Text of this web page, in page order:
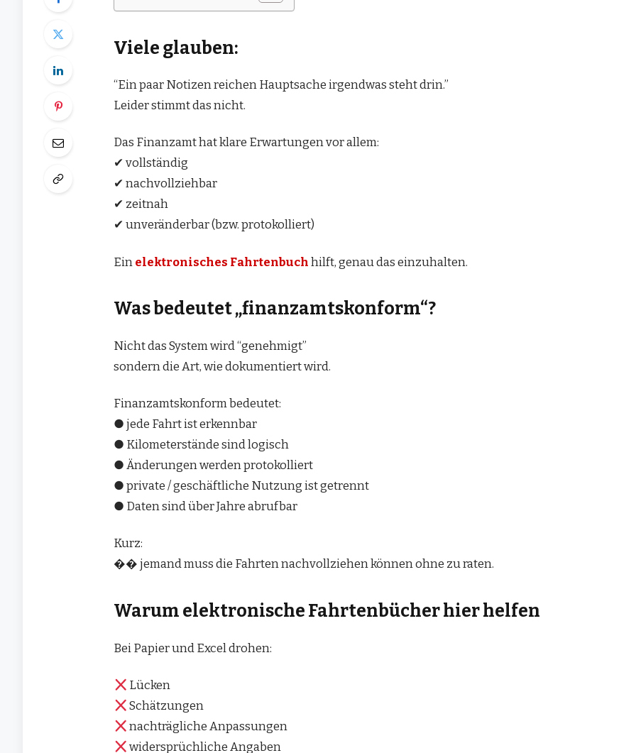
Viele glauben:
“Ein paar Notizen reichen Hauptsache irgendwas steht drin.”
Leider stimmt das nicht.
Das Finanzamt hat klare Erwartungen vor allem:
✔ vollständig
✔ nachvollziehbar
✔ zeitnah
✔ unveränderbar (bzw. protokolliert)
Ein elektronisches Fahrtenbuch hilft, genau das einzuhalten.
Was bedeutet „finanzamtskonform“?
Nicht das System wird “genehmigt”
sondern die Art, wie dokumentiert wird.
Finanzamtskonform bedeutet:
● jede Fahrt ist erkennbar
● Kilometerstände sind logisch
● Änderungen werden protokolliert
● private / geschäftliche Nutzung ist getrennt
● Daten sind über Jahre abrufbar
Kurz:
�� jemand muss die Fahrten nachvollziehen können ohne zu raten.
Warum elektronische Fahrtenbücher hier helfen
Bei Papier und Excel drohen:
Lücken
Schätzungen
nachträgliche Anpassungen
widersprüchliche Angaben